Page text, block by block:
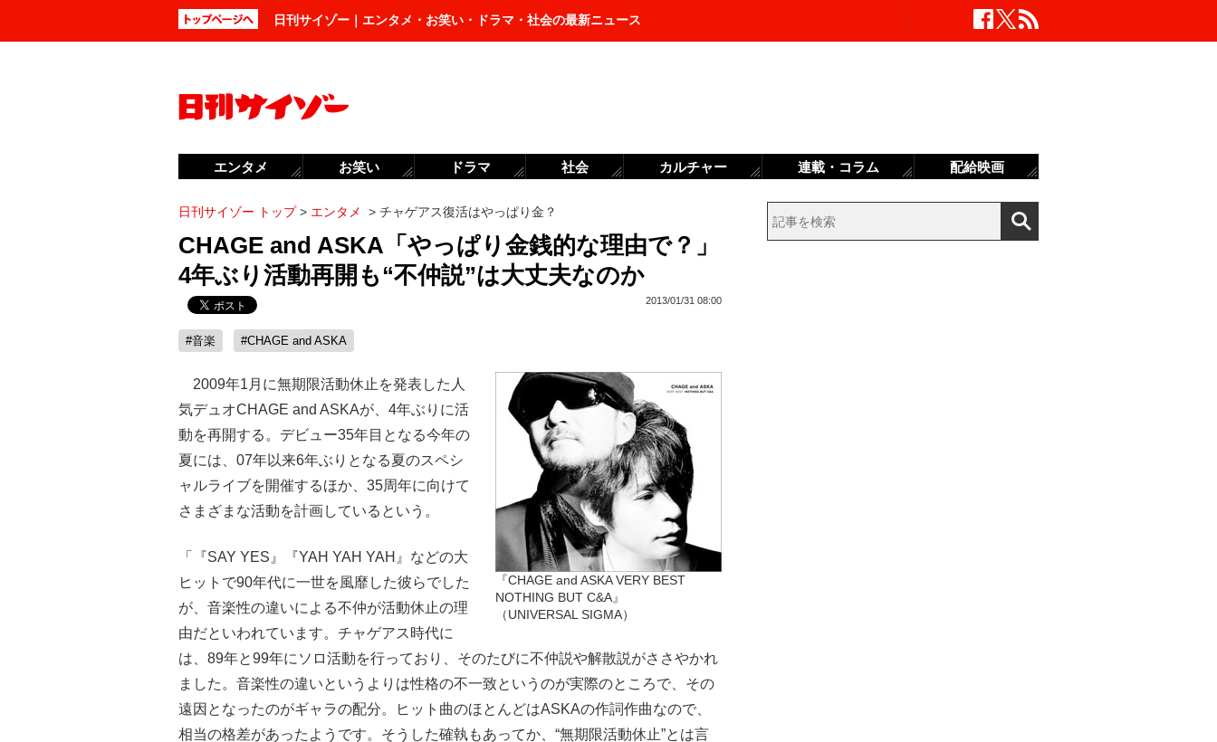
日刊サイゾー｜エンタメ・お笑い・ドラマ・社会の最新ニュース
日刊サイゾー トップ> エンタメ > チャゲアス復活はやっぱり金？
CHAGE and ASKA「やっぱり金銭的な理由で？」
4年ぶり活動再開も“不仲説”は大丈夫なのか
2013/01/31 08:00
#音楽 #CHAGE and ASKA
『CHAGE and ASKA VERY BEST
NOTHING BUT C&A』
（UNIVERSAL SIGMA）
2009年1月に無期限活動休止を発表した人
気デュオCHAGE and ASKAが、4年ぶりに活
動を再開する。デビュー35年目となる今年の
夏には、07年以来6年ぶりとなる夏のスペシ
ャルライブを開催するほか、35周年に向けて
さまざまな活動を計画しているという。
「『SAY YES』『YAH YAH YAH』などの大
ヒットで90年代に一世を風靡した彼らでした
が、音楽性の違いによる不仲が活動休止の理
由だといわれています。チャゲアス時代に
は、89年と99年にソロ活動を行っており、そのたびに不仲説や解散説がささやかれ
ました。音楽性の違いというよりは性格の不一致というのが実際のところで、その
遠因となったのがギャラの配分。ヒット曲のほとんどはASKAの作詞作曲なので、
相当の格差があったようです。そうした確執もあってか、“無期限活動休止”とは言
エンタメ お笑い ドラマ 社会 カルチャー 連載・コラム 配給映画